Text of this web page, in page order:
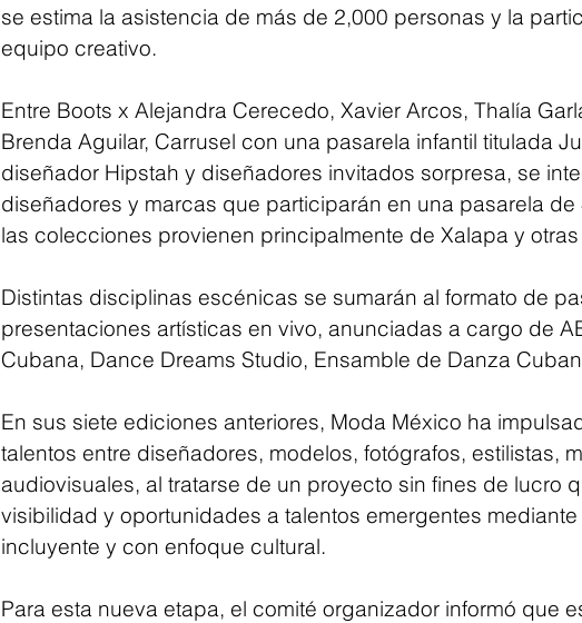
se estima la asistencia de más de 2,000 personas y la
equipo creativo.
Entre Boots x Alejandra Cerecedo, Xavier Arcos, Thalía
Brenda Aguilar, Carrusel con una pasarela infantil titulada
diseñador Hipstah y diseñadores invitados sorpresa, se
diseñadores y marcas que participarán en una pasarela
las colecciones provienen principalmente de Xalapa y
Distintas disciplinas escénicas se sumarán al formato de
presentaciones artísticas en vivo, anunciadas a cargo de
Cubana, Dance Dreams Studio, Ensamble de Danza
En sus siete ediciones anteriores, Moda México ha
talentos entre diseñadores, modelos, fotógrafos, estilistas,
audiovisuales, al tratarse de un proyecto sin fines de lucro
visibilidad y oportunidades a talentos emergentes
incluyente y con enfoque cultural.
Para esta nueva etapa, el comité organizador informó que